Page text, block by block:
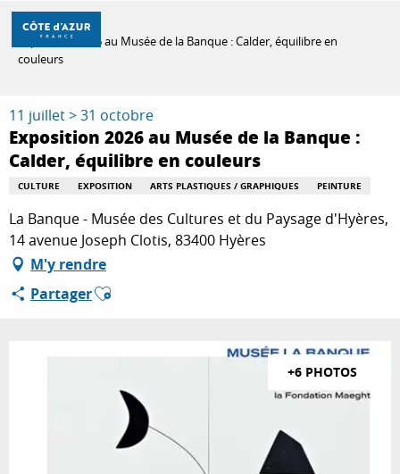
Aller
contenu
À FAIRE
SÉJOURNER
Accueil
Exposition 2026 au Musée de la Banque : Calder, équilibre en
couleurs
11 juillet > 31 octobre
Exposition 2026 au Musée de la Banque :
Calder, équilibre en couleurs
CULTURE EXPOSITION ARTS PLASTIQUES / GRAPHIQUES PEINTURE
La Banque - Musée des Cultures et du Paysage d'Hyères,
14 avenue Joseph Clotis, 83400 Hyères
M'y rendre
PartagerAjouter aux favoris
+6 PHOTOS